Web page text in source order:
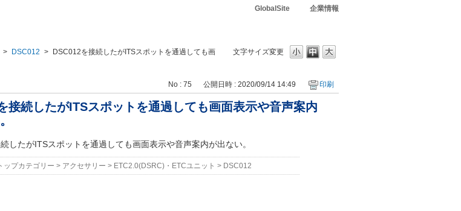
GlobalSite 企業情報
文字サイズ変更
> DSC012 >
DSC012を接続したがITSスポットを通過しても画
No : 75 公開日時 : 2020/09/14 14:49 印刷
接続したがITSスポットを通過しても画面表示や音声案内
したがITSスポットを通過しても画面表示や音声案内が出ない。
ップカテゴリー > アクセサリー > ETC2.0(DSRC)・ETCユニット > DSC012